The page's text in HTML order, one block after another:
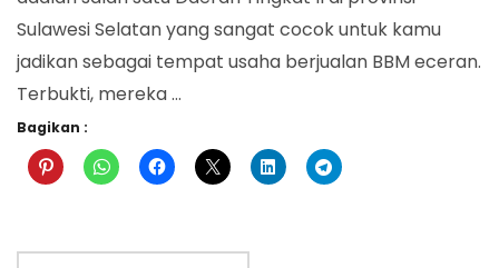
Sulawesi Selatan yang sangat cocok untuk kamu
jadikan sebagai tempat usaha berjualan BBM eceran.
Terbukti, mereka …
Bagikan :